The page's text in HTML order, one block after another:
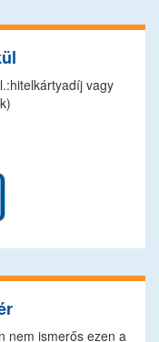
vagy
nem ismerős ezen a